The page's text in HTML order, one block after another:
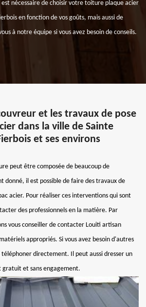
nécessaire de choisir votre toiture plaque acier
en fonction de vos goûts, mais aussi de
à notre équipe si vous avez besoin de conseils.
et les travaux de pose
dans la ville de Sainte
et ses environs
peut être composée de beaucoup de
donné, il est possible de faire des travaux de
acier. Pour réaliser ces interventions qui sont
des professionnels en la matière. Par
vous conseiller de contacter Louiti artisan
appropriés. Si vous avez besoin d'autres
directement. Il peut aussi dresser un
et sans engagement.